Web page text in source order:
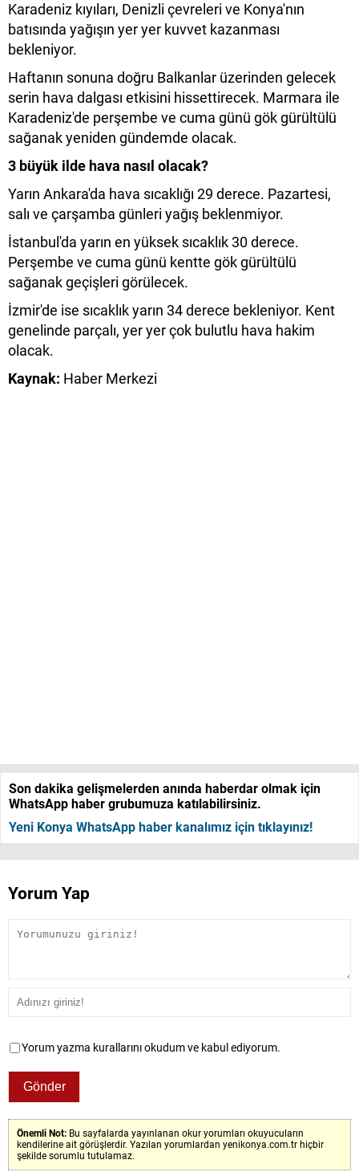
Karadeniz kıyıları, Denizli çevreleri ve Konya'nın
batısında yağışın yer yer kuvvet kazanması
bekleniyor.
Haftanın sonuna doğru Balkanlar üzerinden gelecek
serin hava dalgası etkisini hissettirecek. Marmara ile
Karadeniz'de perşembe ve cuma günü gök gürültülü
sağanak yeniden gündemde olacak.
3 büyük ilde hava nasıl olacak?
Yarın Ankara'da hava sıcaklığı 29 derece. Pazartesi,
salı ve çarşamba günleri yağış beklenmiyor.
İstanbul'da yarın en yüksek sıcaklık 30 derece.
Perşembe ve cuma günü kentte gök gürültülü
sağanak geçişleri görülecek.
İzmir'de ise sıcaklık yarın 34 derece bekleniyor. Kent
genelinde parçalı, yer yer çok bulutlu hava hakim
olacak.
Kaynak: Haber Merkezi
Son dakika gelişmelerden anında haberdar olmak için
WhatsApp haber grubumuza katılabilirsiniz.
Yeni Konya WhatsApp haber kanalımız için tıklayınız!
Yorum Yap
Yorum yazma kurallarını okudum ve kabul ediyorum.
Önemli Not: Bu sayfalarda yayınlanan okur yorumları okuyucuların
kendilerine ait görüşlerdir. Yazılan yorumlardan yenikonya.com.tr hiçbir
şekilde sorumlu tutulamaz.